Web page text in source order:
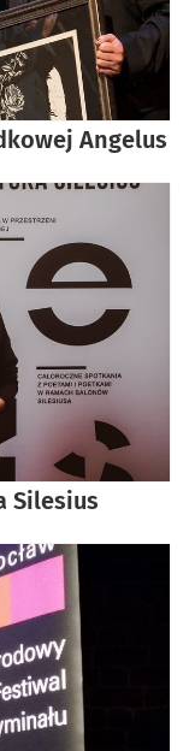
Angelus
Silesius